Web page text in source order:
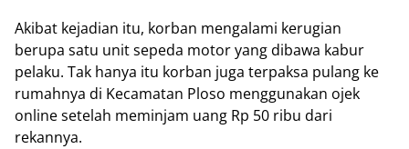
Akibat kejadian itu, korban mengalami kerugian
berupa satu unit sepeda motor yang dibawa kabur
pelaku. Tak hanya itu korban juga terpaksa pulang ke
rumahnya di Kecamatan Ploso menggunakan ojek
online setelah meminjam uang Rp 50 ribu dari
rekannya.